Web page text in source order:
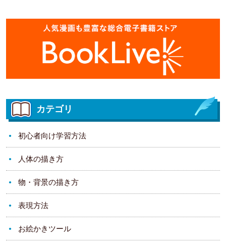
カテゴリ
初心者向け学習方法
人体の描き方
物・背景の描き方
表現方法
お絵かきツール